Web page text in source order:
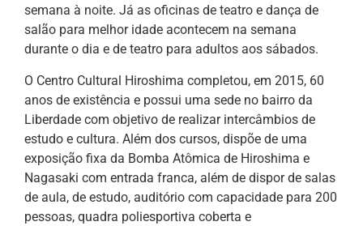
semana à noite. Já as oficinas de teatro e dança de
salão para melhor idade acontecem na semana
durante o dia e de teatro para adultos aos sábados.
O Centro Cultural Hiroshima completou, em 2015, 60
anos de existência e possui uma sede no bairro da
Liberdade com objetivo de realizar intercâmbios de
estudo e cultura. Além dos cursos, dispõe de uma
exposição fixa da Bomba Atômica de Hiroshima e
Nagasaki com entrada franca, além de dispor de salas
de aula, de estudo, auditório com capacidade para 200
pessoas, quadra poliesportiva coberta e